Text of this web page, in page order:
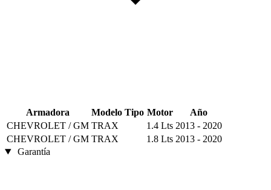
Armadora Modelo Tipo Motor
Año
CHEVROLET / GM TRAX 1.4 Lts 2013 - 2020
CHEVROLET / GM TRAX 1.8 Lts 2013 - 2020
Garantía